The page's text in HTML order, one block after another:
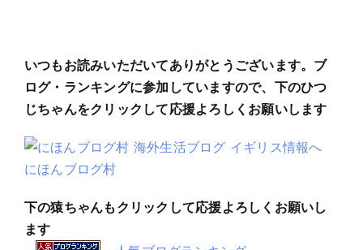
いつもお読みいただいてありがとうございます。ブ
ログ・ランキングに参加していますので、下のひつ
じちゃんをクリックして応援よろしくお願いします
にほんブログ村
下の猿ちゃんもクリックして応援よろしくお願いし
ます